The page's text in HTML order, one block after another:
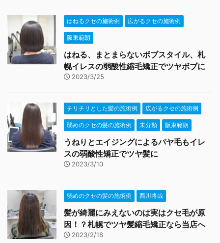
はねるクセの施術例 広がるクセの施術例
阪東範朗
はねる、まとまらないボブスタイル、札
幌イレスの弱酸性縮毛矯正でツヤボブに
2023/3/25
チリチリとした髪の施術例 広がるクセの施術例
弱めのクセの髪の施術例 未分類 阪東範朗
うねりとエイジングによるパヤ毛もイレ
スの弱酸性矯正でツヤ髪に
2023/3/10
弱めのクセの髪の施術例 西川将哉
髪が綺麗にみえないのは実はクセ毛が原
因！？札幌でツヤ髪縮毛矯正なら当店へ
2023/2/18